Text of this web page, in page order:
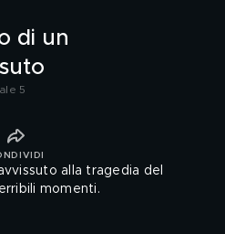
di un
5
alla tragedia del
momenti.